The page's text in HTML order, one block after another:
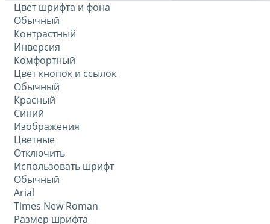
Цвет шрифта и фона
Обычный
Контрастный
Инверсия
Комфортный
Цвет кнопок и ссылок
Обычный
Красный
Синий
Изображения
Цветные
Отключить
Использовать шрифт
Обычный
Arial
Times New Roman
Размер шрифта